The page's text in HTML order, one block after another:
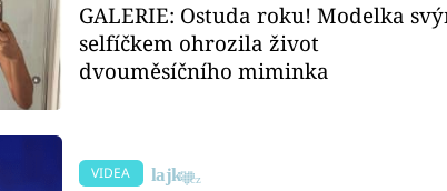
GALERIE: Ostuda roku! Modelka
selfíčkem ohrozila život
dvouměsíčního miminka
VIDEA